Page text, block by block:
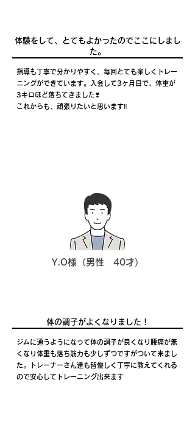
体験をして、とてもよかったのでここにしまし
た。
指導も丁寧で分かりやすく、毎回とても楽しくトレー
ニングができています。入会して3ヶ月目で、体重が
3キロほど落ちてきました❣️
これからも、頑張りたいと思います‼️
Y.O様（男性 40才）
体の調子がよくなりました！
ジムに通うようになって体の調子が良くなり腰痛が無
くなり体重も落ち筋力も少しずつですがついて来まし
た。トレーナーさん達も皆優しく丁寧に教えてくれる
ので安心してトレーニング出来ます